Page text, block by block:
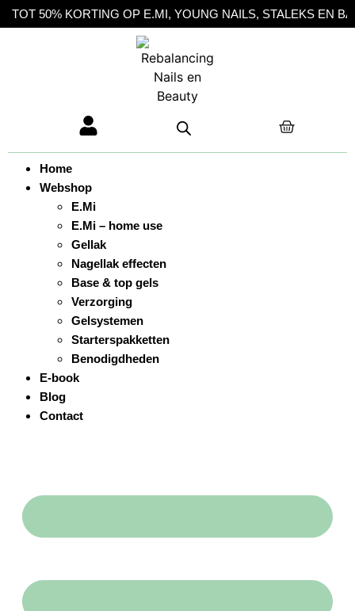
50% KORTING OP E.MI, YOUNG NAILS, STALEKS EN
Home
Webshop
E.Mi
E.Mi – home use
Gellak
Nagellak effecten
Base & top gels
Verzorging
Gelsystemen
Starterspakketten
Benodigdheden
E-book
Blog
Contact